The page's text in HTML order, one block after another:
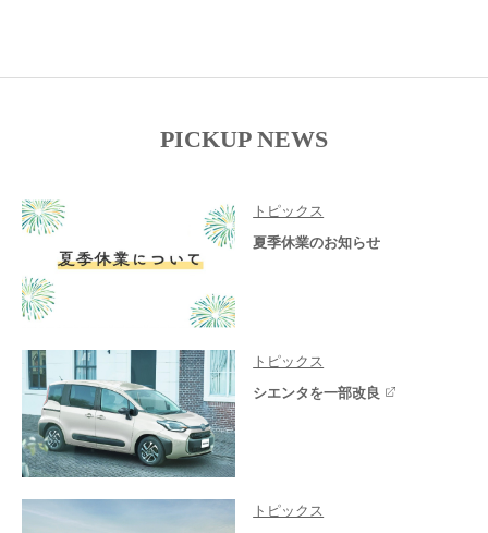
PICKUP NEWS
トピックス
夏季休業のお知らせ
トピックス
シエンタを一部改良
トピックス